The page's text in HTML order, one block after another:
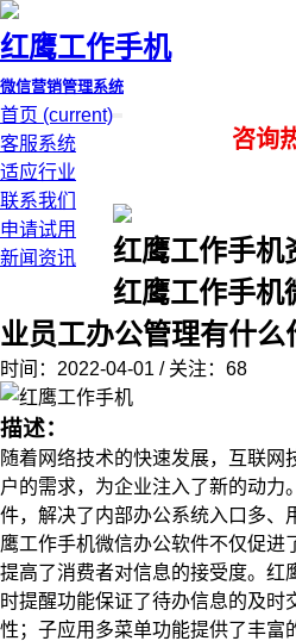
红鹰工作手机
微信营销管理系统
首页 (current)
客服系统
适应行业
联系我们
申请试用
新闻资讯
咨询
红鹰工作手机
红鹰工作手机
业员工办公管理有什么
时间：2022-04-01 / 关注：68
描述：
随着网络技术的快速发展，互联网
户的需求，为企业注入了新的动力
件，解决了内部办公系统入口多、
鹰工作手机微信办公软件不仅促进
提高了消费者对信息的接受度。红
时提醒功能保证了待办信息的及时
性；子应用多菜单功能提供了丰富